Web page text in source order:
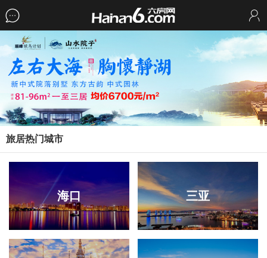
旅居热门城市
海口 三亚